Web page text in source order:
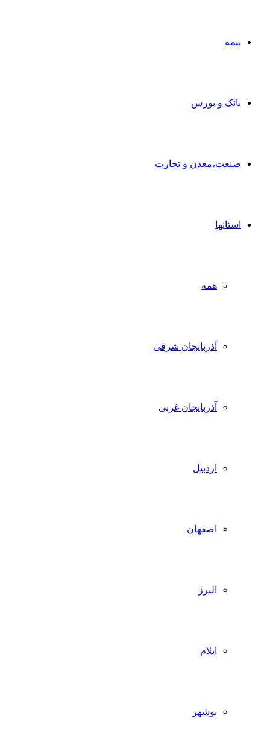
بیمه
بانک و بورس
صنعت،معدن و تجارت
استانها
همه
آذربایجان شرقی
آذربایجان غربی
اردبیل
اصفهان
البرز
ایلام
بوشهر